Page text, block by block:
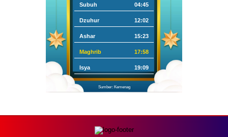
Subuh 04:45
Dzuhur 12:02
Ashar 15:23
Maghrib 17:58
Isya 19:09
Sumber: Kemenag